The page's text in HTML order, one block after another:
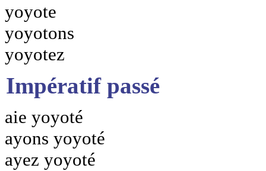
yoyote
yoyotons
yoyotez
Impératif passé
aie yoyoté
ayons yoyoté
ayez yoyoté